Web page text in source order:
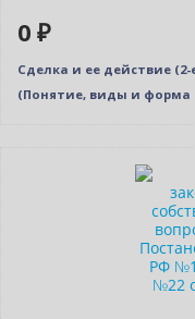
0 ₽
Сделка и ее действие
(Понятие, виды и форма